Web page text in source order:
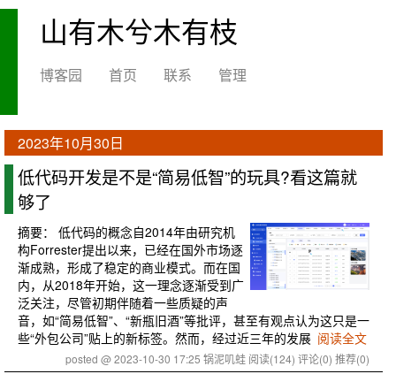
山有木兮木有枝
博客园 首页 联系 管理
2023年10月30日
低代码开发是不是“简易低智”的玩具?看这篇就
够了
摘要： 低代码的概念自2014年由研究机
构Forrester提出以来，已经在国外市场逐
渐成熟，形成了稳定的商业模式。而在国
内，从2018年开始，这一理念逐渐受到广
泛关注，尽管初期伴随着一些质疑的声
音，如“简易低智”、“新瓶旧酒”等批评，甚至有观点认为这只是一
些“外包公司”贴上的新标签。然而，经过近三年的发展 阅读全文
posted @ 2023-10-30 17:25 锅泥叽蛙 阅读(124) 评论(0) 推荐(0)